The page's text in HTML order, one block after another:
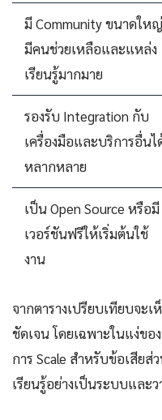
มี Community ขนาดใหญ่
มีคนช่วยเหลือและแหล่ง
เรียนรู้มากมาย
รองรับ Integration กับ
เครื่องมือและบริการอื่นไ
หลากหลาย
เป็น Open Source หรือมี
เวอร์ชันฟรีให้เริ่มต้นใช้
งาน
จากตารางเปรียบเทียบจะ
ชัดเจน โดยเฉพาะในแง่ข
การ Scale สำหรับข้อเสีย
เรียนรู้อย่างเป็นระบบและ